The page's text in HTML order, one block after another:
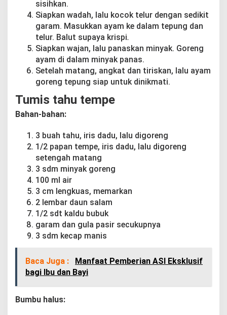
sisihkan.
Siapkan wadah, lalu kocok telur dengan sedikit
garam. Masukkan ayam ke dalam tepung dan
telur. Balut supaya krispi.
Siapkan wajan, lalu panaskan minyak. Goreng
ayam di dalam minyak panas.
Setelah matang, angkat dan tiriskan, lalu ayam
goreng tepung siap untuk dinikmati.
Tumis tahu tempe
Bahan-bahan:
3 buah tahu, iris dadu, lalu digoreng
1/2 papan tempe, iris dadu, lalu digoreng
setengah matang
3 sdm minyak goreng
100 ml air
3 cm lengkuas, memarkan
2 lembar daun salam
1/2 sdt kaldu bubuk
garam dan gula pasir secukupnya
3 sdm kecap manis
Baca Juga :
Manfaat Pemberian ASI Eksklusif
bagi Ibu dan Bayi
Bumbu halus: